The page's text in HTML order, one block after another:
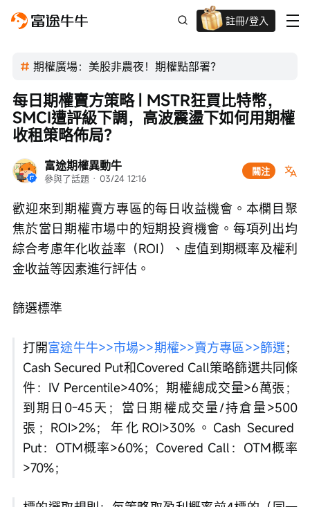
註冊/登入
迎新驚喜賞 股票/BTC等任你揀!
期權廣場：美股非農夜！期權點部署？
富途期權異動牛
參與了話題 · 03/24 12:16
關注
每日期權賣方策略 | MSTR狂買比特幣，
SMCI遭評級下調，高波震盪下如何用期權
收租策略佈局？
歡迎來到期權賣方專區的每日收益機會。本欄目聚
焦於當日期權市場中的短期投資機會。每項列出均
綜合考慮年化收益率（ROI）、虛值到期概率及權利
金收益等因素進行評估。
篩選標準
打開富途牛牛>>市場>>期權>>賣方專區>>篩選；
Cash Secured Put和Covered Call策略篩選共同條
件：IV Percentile>40%；期權總成交量>6萬張；
到期日0-45天；當日期權成交量/持倉量>500
張；ROI>2%；年化ROI>30%。Cash Secured
Put：OTM概率>60%；Covered Call：OTM概率
>70%；